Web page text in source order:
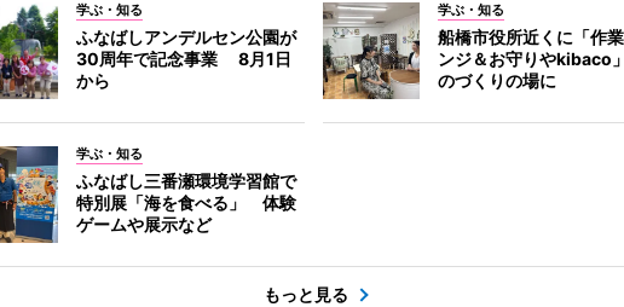
学ぶ・知る
ふなばしアンデルセン公園が
30周年で記念事業 8月1日
から
学ぶ・知る
船橋市役所近くに「作
ンジ＆お守りやkibaco
のづくりの場に
学ぶ・知る
ふなばし三番瀬環境学習館で
特別展「海を食べる」 体験
ゲームや展示など
もっと見る